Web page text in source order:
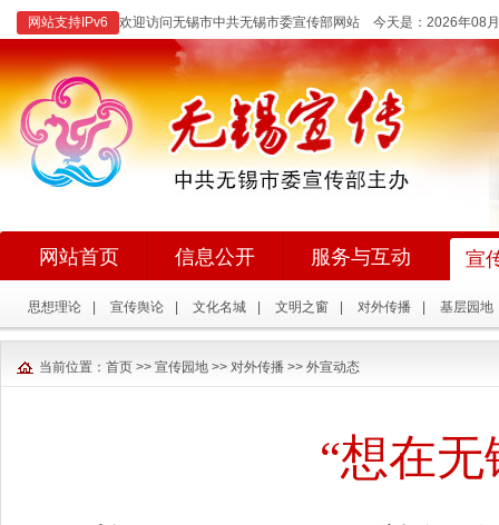
网站支持IPv6 欢迎访问无锡市中共无锡市委宣传部网站 今天是： 2026年08
网站首页 信息公开 服务与互动 宣
思想理论 宣传舆论 文化名城 文明之窗 对外传播 基层园地
当前位置： 首页 >> 宣传园地 >> 对外传播 >> 外宣动态
“想在